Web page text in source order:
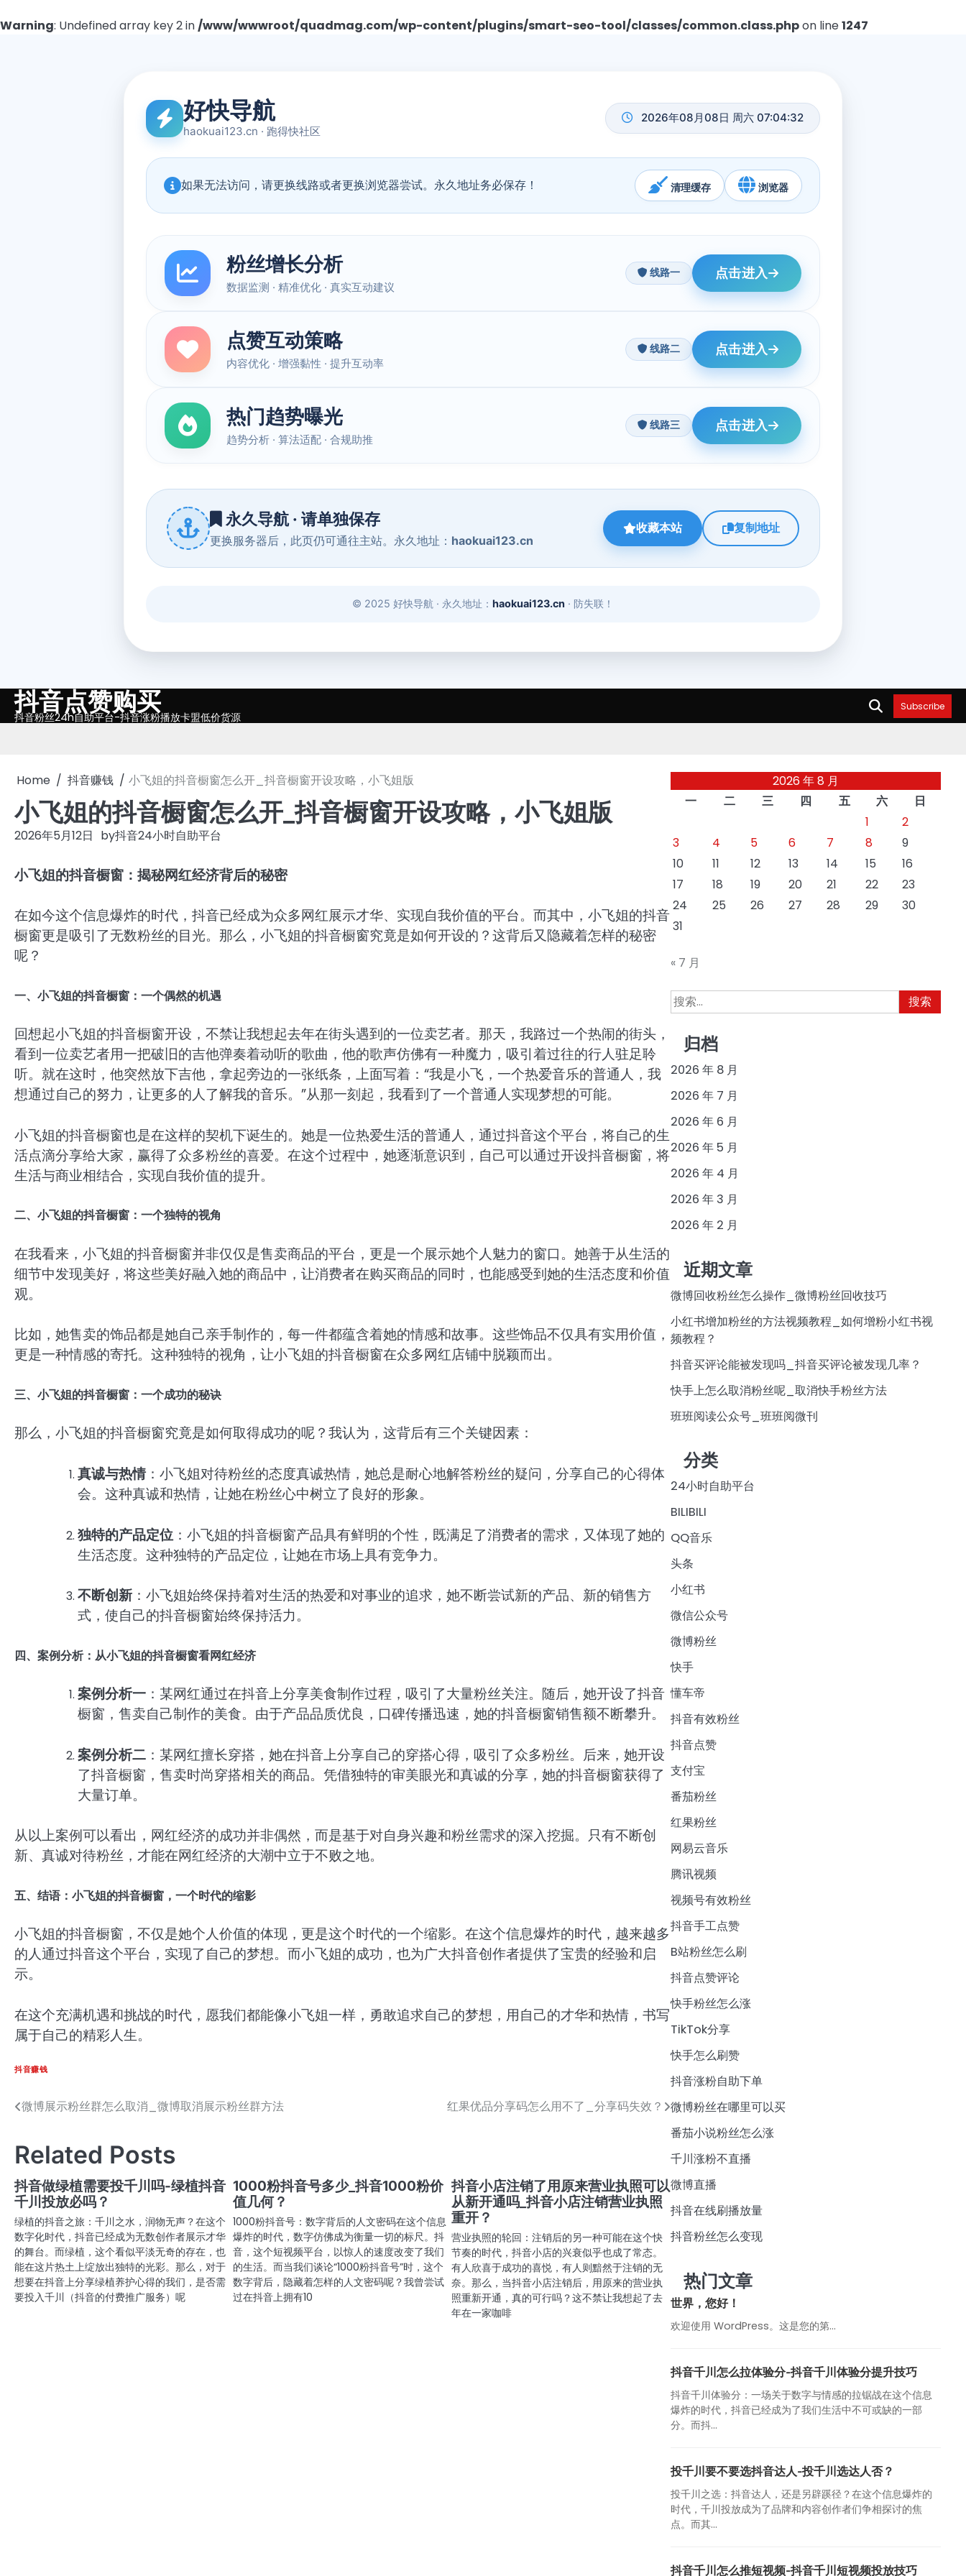
Warning: Undefined array key 2 in/www/wwwroot/quadmag.com/wp-content/plugins/smart-seo-tool/classes/common.class.phpon line1247
Skip抖音点赞购买
抖音粉丝24h自助平台-抖音涨粉播放卡盟低价货源
Subscribe
Home 抖音赚钱 小飞姐的抖音橱窗怎么开_抖音橱窗开设攻略，小飞姐版
小飞姐的抖音橱窗怎么开_抖音橱窗开设攻略，小飞姐版
2026年5月12日 by抖音24小时自助平台
小飞姐的抖音橱窗：揭秘网红经济背后的秘密
在如今这个信息爆炸的时代，抖音已经成为众多网红展示才华、实现自我价值的平台。而其中，小飞姐的抖音
橱窗更是吸引了无数粉丝的目光。那么，小飞姐的抖音橱窗究竟是如何开设的？这背后又隐藏着怎样的秘密
呢？
一、小飞姐的抖音橱窗：一个偶然的机遇
回想起小飞姐的抖音橱窗开设，不禁让我想起去年在街头遇到的一位卖艺者。那天，我路过一个热闹的街头，
看到一位卖艺者用一把破旧的吉他弹奏着动听的歌曲，他的歌声仿佛有一种魔力，吸引着过往的行人驻足聆
听。就在这时，他突然放下吉他，拿起旁边的一张纸条，上面写着：“我是小飞，一个热爱音乐的普通人，我
想通过自己的努力，让更多的人了解我的音乐。”从那一刻起，我看到了一个普通人实现梦想的可能。
小飞姐的抖音橱窗也是在这样的契机下诞生的。她是一位热爱生活的普通人，通过抖音这个平台，将自己的生
活点滴分享给大家，赢得了众多粉丝的喜爱。在这个过程中，她逐渐意识到，自己可以通过开设抖音橱窗，将
生活与商业相结合，实现自我价值的提升。
二、小飞姐的抖音橱窗：一个独特的视角
在我看来，小飞姐的抖音橱窗并非仅仅是售卖商品的平台，更是一个展示她个人魅力的窗口。她善于从生活的
细节中发现美好，将这些美好融入她的商品中，让消费者在购买商品的同时，也能感受到她的生活态度和价值
观。
比如，她售卖的饰品都是她自己亲手制作的，每一件都蕴含着她的情感和故事。这些饰品不仅具有实用价值，
更是一种情感的寄托。这种独特的视角，让小飞姐的抖音橱窗在众多网红店铺中脱颖而出。
三、小飞姐的抖音橱窗：一个成功的秘诀
那么，小飞姐的抖音橱窗究竟是如何取得成功的呢？我认为，这背后有三个关键因素：
真诚与热情：小飞姐对待粉丝的态度真诚热情，她总是耐心地解答粉丝的疑问，分享自己的心得体
会。这种真诚和热情，让她在粉丝心中树立了良好的形象。
独特的产品定位：小飞姐的抖音橱窗产品具有鲜明的个性，既满足了消费者的需求，又体现了她的
生活态度。这种独特的产品定位，让她在市场上具有竞争力。
不断创新 ：小飞姐始终保持着对生活的热爱和对事业的追求，她不断尝试新的产品、新的销售方
式，使自己的抖音橱窗始终保持活力。
四、案例分析：从小飞姐的抖音橱窗看网红经济
案例分析一 ：某网红通过在抖音上分享美食制作过程，吸引了大量粉丝关注。随后，她开设了抖音
橱窗，售卖自己制作的美食。由于产品品质优良，口碑传播迅速，她的抖音橱窗销售额不断攀升。
案例分析二 ：某网红擅长穿搭，她在抖音上分享自己的穿搭心得，吸引了众多粉丝。后来，她开设
了抖音橱窗，售卖时尚穿搭相关的商品。凭借独特的审美眼光和真诚的分享，她的抖音橱窗获得了
大量订单。
从以上案例可以看出，网红经济的成功并非偶然，而是基于对自身兴趣和粉丝需求的深入挖掘。只有不断创
新、真诚对待粉丝，才能在网红经济的大潮中立于不败之地。
五、结语：小飞姐的抖音橱窗，一个时代的缩影
小飞姐的抖音橱窗，不仅是她个人价值的体现，更是这个时代的一个缩影。在这个信息爆炸的时代，越来越多
的人通过抖音这个平台，实现了自己的梦想。而小飞姐的成功，也为广大抖音创作者提供了宝贵的经验和启
示。
在这个充满机遇和挑战的时代，愿我们都能像小飞姐一样，勇敢追求自己的梦想，用自己的才华和热情，书写
属于自己的精彩人生。
抖音赚钱
文
导
航
微博展示粉丝群怎么取消_微博取消展示粉丝群方法 红果优品分享码怎么用不了_分享码失效？
Related Posts
抖音做绿植需要投千川吗-绿植抖音
千川投放必吗？
绿植的抖音之旅：千川之水，润物无声？在这个
数字化时代，抖音已经成为无数创作者展示才华
的舞台。而绿植，这个看似平淡无奇的存在，也
能在这片热土上绽放出独特的光彩。那么，对于
想要在抖音上分享绿植养护心得的我们，是否需
要投入千川（抖音的付费推广服务）呢
1000粉抖音号多少_抖音1000粉价
值几何？
1000粉抖音号：数字背后的人文密码在这个信息
爆炸的时代，数字仿佛成为衡量一切的标尺。抖
音，这个短视频平台，以惊人的速度改变了我们
的生活。而当我们谈论“1000粉抖音号”时，这个
数字背后，隐藏着怎样的人文密码呢？我曾尝试
过在抖音上拥有10
抖音小店注销了用原来营业执照可以
从新开通吗_抖音小店注销营业执照
重开？
营业执照的轮回：注销后的另一种可能在这个快
节奏的时代，抖音小店的兴衰似乎也成了常态。
有人欣喜于成功的喜悦，有人则黯然于注销的无
奈。那么，当抖音小店注销后，用原来的营业执
照重新开通，真的可行吗？这不禁让我想起了去
年在一家咖啡
2026 年 8 月
一
二 三 四 五 六
日
1
2
3
4 5 6 7 8
9
10
11 12 13 14 15
16
17
18 19 20 21 22
23
24
25 26 27 28 29
30
31
« 7 月
搜
索：
归档
2026 年 8 月
2026 年 7 月
2026 年 6 月
2026 年 5 月
2026 年 4 月
2026 年 3 月
2026 年 2 月
近期文章
微博回收粉丝怎么操作_微博粉丝回收技巧
小红书增加粉丝的方法视频教程_如何增粉小红书视
频教程？
抖音买评论能被发现吗_抖音买评论被发现几率？
快手上怎么取消粉丝呢_取消快手粉丝方法
班班阅读公众号_班班阅微刊
分类
24小时自助平台
BILIBILI
QQ音乐
头条
小红书
微信公众号
微博粉丝
快手
懂车帝
抖音有效粉丝
抖音点赞
支付宝
番茄粉丝
红果粉丝
网易云音乐
腾讯视频
视频号有效粉丝
抖音手工点赞
B站粉丝怎么刷
抖音点赞评论
快手粉丝怎么涨
TikTok分享
快手怎么刷赞
抖音涨粉自助下单
微博粉丝在哪里可以买
番茄小说粉丝怎么涨
千川涨粉不直播
微博直播
抖音在线刷播放量
抖音粉丝怎么变现
热门文章
世界，您好！
欢迎使用 WordPress。这是您的第…
抖音千川怎么拉体验分-抖音千川体验分提升技巧
抖音千川体验分：一场关于数字与情感的拉锯战在这个信息
爆炸的时代，抖音已经成为了我们生活中不可或缺的一部
分。而抖...
投千川要不要选抖音达人-投千川选达人否？
投千川之选：抖音达人，还是另辟蹊径？在这个信息爆炸的
时代，千川投放成为了品牌和内容创作者们争相探讨的焦
点。而其...
抖音千川怎么推短视频-抖音千川短视频投放技巧